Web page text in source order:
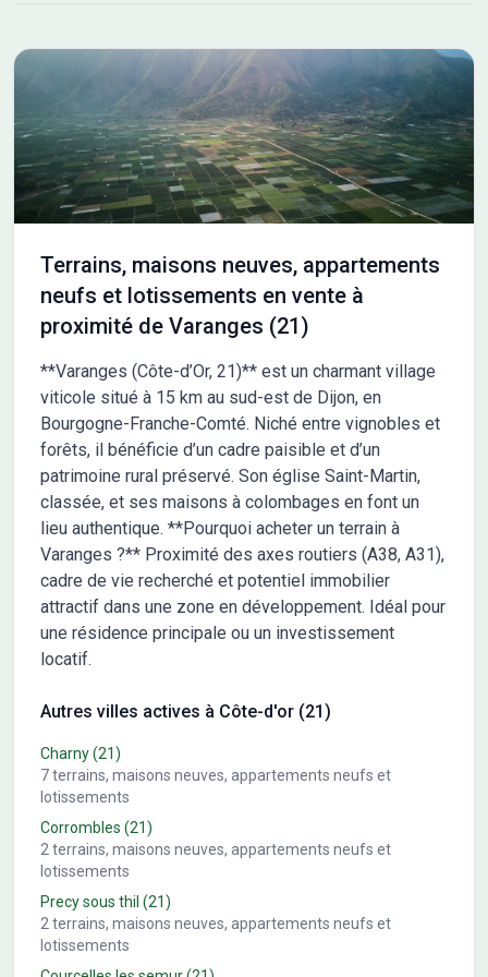
prestations et les aménagements ont été pensés pour
satisfaire les besoins de chaque foyer : accès aux autoroutes
A31, A39 et aux voies rapides vers Dijon, habillage des coffrets.
Au sein du quartier Côté Sud, un espace paysagé singulier
prend vie : le Jardin de Pluie. Véritable liaison piétonne, il Les
informations sur l'état des risques auxquels ce bien est exposé
sont disponibles sur le site Géorisques : www.georisques.gouv.fr
Terrains, maisons neuves, appartements
neufs et lotissements en vente à
proximité de Varanges (21)
**Varanges (Côte-d’Or, 21)** est un charmant village
viticole situé à 15 km au sud-est de Dijon, en
Bourgogne-Franche-Comté. Niché entre vignobles et
forêts, il bénéficie d’un cadre paisible et d’un
patrimoine rural préservé. Son église Saint-Martin,
classée, et ses maisons à colombages en font un
lieu authentique. **Pourquoi acheter un terrain à
Varanges ?** Proximité des axes routiers (A38, A31),
cadre de vie recherché et potentiel immobilier
attractif dans une zone en développement. Idéal pour
une résidence principale ou un investissement
locatif.
Autres villes actives à Côte-d'or (21)
Charny(21)
7terrains, maisons neuves, appartements neufs et
lotissements
Corrombles (21)
2 terrains, maisons neuves, appartements neufs et
lotissements
Precy sous thil (21)
2 terrains, maisons neuves, appartements neufs et
lotissements